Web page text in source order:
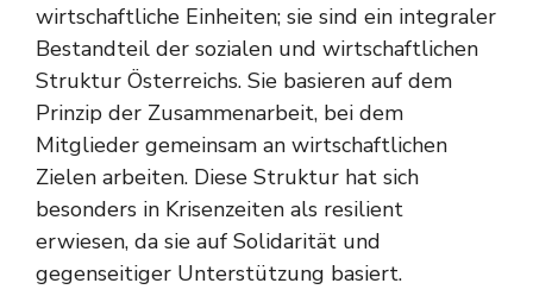
wirtschaftliche Einheiten; sie sind ein integraler
Bestandteil der sozialen und wirtschaftlichen
Struktur Österreichs. Sie basieren auf dem
Prinzip der Zusammenarbeit, bei dem
Mitglieder gemeinsam an wirtschaftlichen
Zielen arbeiten. Diese Struktur hat sich
besonders in Krisenzeiten als resilient
erwiesen, da sie auf Solidarität und
gegenseitiger Unterstützung basiert.